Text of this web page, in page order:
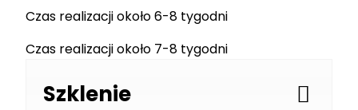
Czas realizacji około 6-8 tygodni
Czas realizacji około 7-8 tygodni
Szklenie